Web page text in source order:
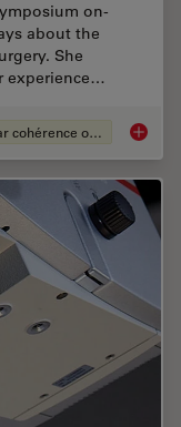
on-
about the
She
experience…
Tomographie par cohérence optique (OCT) How